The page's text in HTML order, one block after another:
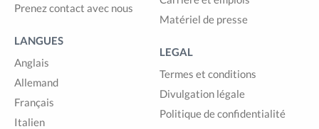
Prenez contact avec nous
LANGUES
Anglais
Allemand
Français
Italien
Matériel de presse
LEGAL
Termes et conditions
Divulgation légale
Politique de confidentialité